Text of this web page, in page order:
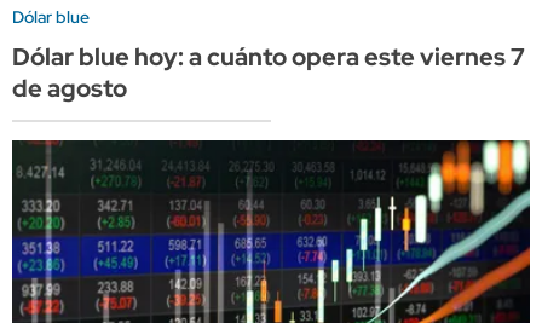
Dólar blue
Dólar blue hoy: a cuánto opera este viernes 7
de agosto